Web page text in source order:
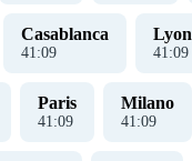
Casablanca
41:09
Lyon
41:09
Paris
41:09
Milano
41:09